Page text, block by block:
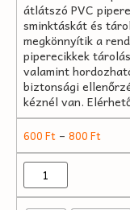
átlátszó PVC
sminktáskát és
megkönnyítik a
piperecikkek
valamint
biztonsági
kéznél van.
600Ft – 800Ft